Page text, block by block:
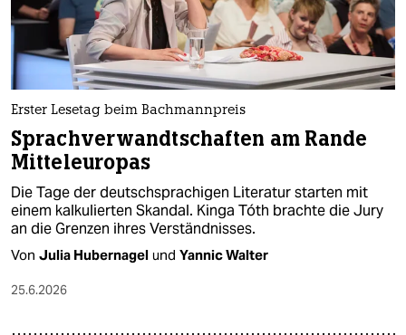
Erster Lesetag beim Bachmannpreis
Sprachverwandtschaften am Rande
Mitteleuropas
Die Tage der deutschsprachigen Literatur starten mit
einem kalkulierten Skandal. Kinga Tóth brachte die Jury
an die Grenzen ihres Verständnisses.
Von Julia Hubernagel und Yannic Walter
25.6.2026